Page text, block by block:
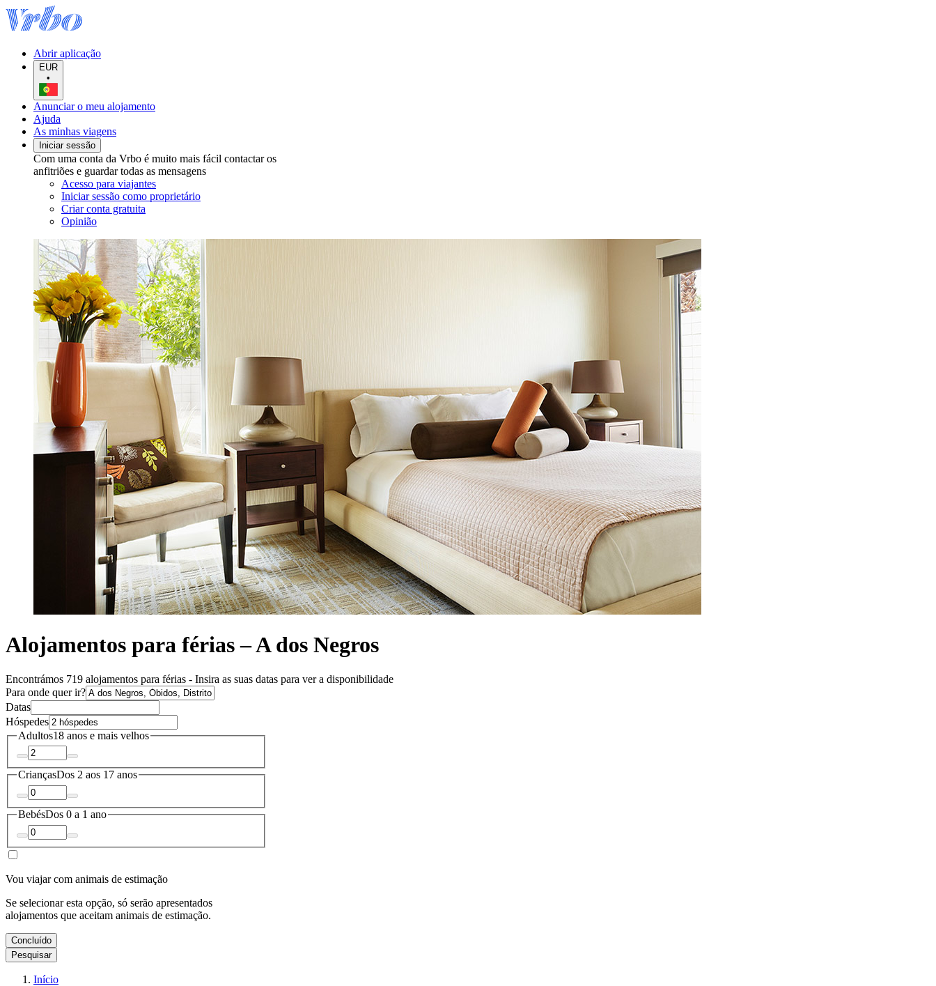
Abrir aplicação
EUR
•
Anunciar o meu alojamento
Ajuda
As minhas viagens
Iniciar sessão
Com uma conta da Vrbo é muito mais fácil contactar os
anfitriões e guardar todas as mensagens
Acesso para viajantes
Iniciar sessão como proprietário
Criar conta gratuita
Opinião
Alojamentos para férias – A dos Negros
Encontrámos 719 alojamentos para férias - Insira as suas datas para ver a disponibilidade
Para onde quer ir?
Datas
Hóspedes
Adultos18 anos e mais velhos
CriançasDos 2 aos 17 anos
BebésDos 0 a 1 ano
Vou viajar com animais de estimação
Se selecionar esta opção, só serão apresentados
alojamentos que aceitam animais de estimação.
Concluído
Pesquisar
Início